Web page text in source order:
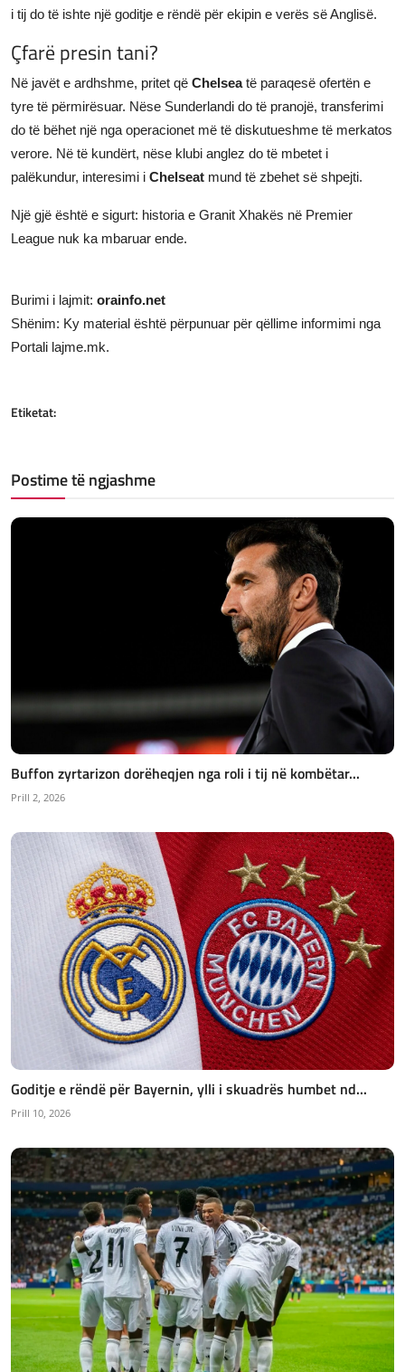
i tij do të ishte një goditje e rëndë për ekipin e verës së Anglisë.
Çfarë presin tani?
Në javët e ardhshme, pritet që Chelseatë paraqesë ofertën e
tyre të përmirësuar. Nëse Sunderlandi do të pranojë, transferimi
do të bëhet një nga operacionet më të diskutueshme të merkatos
verore. Në të kundërt, nëse klubi anglez do të mbetet i
palëkundur, interesimi i Chelseat mund të zbehet së shpejti.
Një gjë është e sigurt: historia e Granit Xhakës në Premier
League nuk ka mbaruar ende.
Burimi i lajmit: orainfo.net
Shënim: Ky material është përpunuar për qëllime informimi nga
Portali lajme.mk.
Etiketat:
Postime të ngjashme
Buffon zyrtarizon dorëheqjen nga roli i tij në kombëtar...
Prill 2, 2026
Goditje e rëndë për Bayernin, ylli i skuadrës humbet nd...
Prill 10, 2026